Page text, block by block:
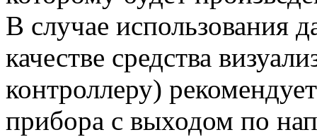
В случае использования
качестве средства
контроллеру)
прибора с выходом по